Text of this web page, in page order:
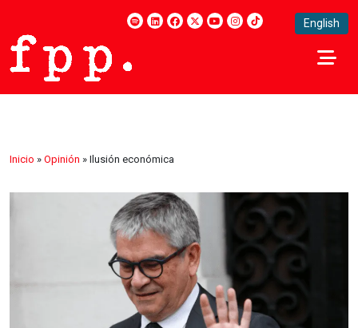
English
Inicio » Opinión » Ilusión económica